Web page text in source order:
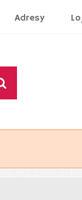
Adresy